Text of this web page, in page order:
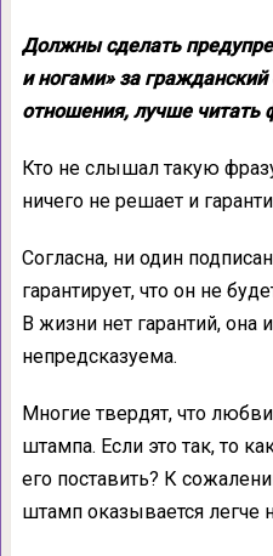
Должны сделать
и ногами» за
отношения, лучше читать
Кто не слышал такую
ничего не решает и
Согласна, ни один
гарантирует, что он не
В жизни нет гарантий, она
непредсказуема.
Многие твердят, что
штампа. Если это так, то
его поставить? К
штамп оказывается легче